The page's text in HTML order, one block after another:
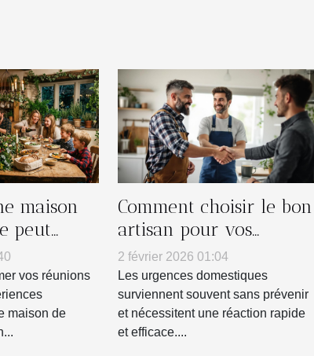
maison
peut
?
vos réunions
maison de
Comment choisir le bon
artisan pour vos
urgences domestiques ?
2 février 2026 01:04
Les urgences domestiques
surviennent souvent sans prévenir
et nécessitent une réaction rapide
et efficace....